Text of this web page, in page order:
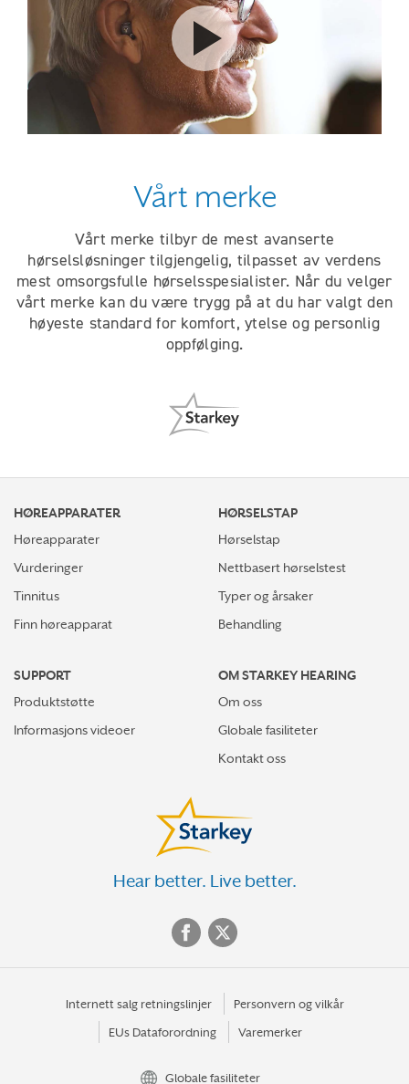
Play video
Vårt merke
Vårt merke tilbyr de mest avanserte
hørselsløsninger tilgjengelig, tilpasset av verdens
mest omsorgsfulle hørselsspesialister. Når du velger
vårt merke kan du være trygg på at du har valgt den
høyeste standard for komfort, ytelse og personlig
oppfølging.
HØREAPPARATER
Høreapparater
Vurderinger
Tinnitus
Finn høreapparat
HØRSELSTAP
Hørselstap
Nettbasert hørselstest
Typer og årsaker
Behandling
SUPPORT
Produktstøtte
Informasjons videoer
OM STARKEY HEARING
Om oss
Globale fasiliteter
Kontakt oss
Hear better. Live better.
Internett salg retningslinjer Personvern og vilkår
EUs Dataforordning Varemerker
Globale fasiliteter